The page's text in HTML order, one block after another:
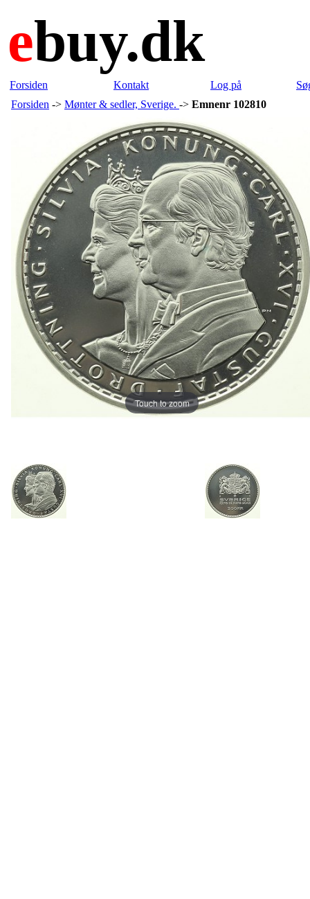
ebuy.dk
Forsiden Kontakt Log på
Forsiden -> Mønter & sedler, Sverige. -> Emnenr 102810
Touch to zoom